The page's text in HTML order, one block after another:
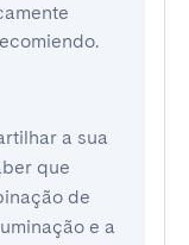
a sua
que
de
e a